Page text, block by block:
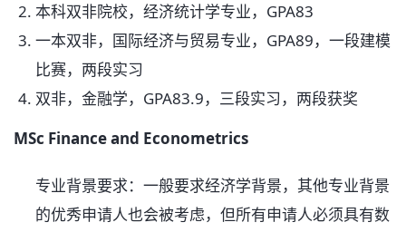
本科双非院校，经济统计学专业，GPA83
一本双非，国际经济与贸易专业，GPA89，一段建模
比赛，两段实习
双非，金融学，GPA83.9，三段实习，两段获奖
MSc Finance and Econometrics
专业背景要求：一般要求经济学背景，其他专业背景
的优秀申请人也会被考虑，但所有申请人必须具有数